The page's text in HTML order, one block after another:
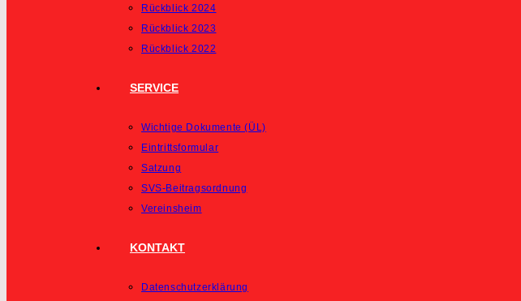
Rückblick 2024
Rückblick 2023
Rückblick 2022
SERVICE
Wichtige Dokumente (ÜL)
Eintrittsformular
Satzung
SVS-Beitragsordnung
Vereinsheim
KONTAKT
Datenschutzerklärung